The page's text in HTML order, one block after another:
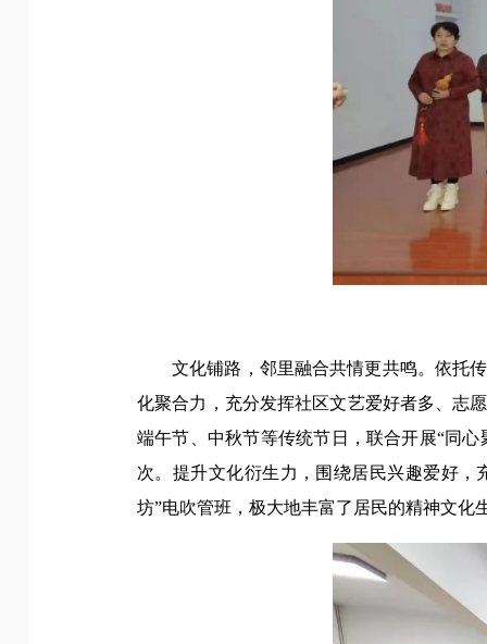
文化铺路，邻里融合共情更共鸣。依托
化聚合力，充分发挥社区文艺爱好者多、志
端午节、中秋节等传统节日，联合开展“同
次。提升文化衍生力，围绕居民兴趣爱好，
坊”电吹管班，极大地丰富了居民的精神文化